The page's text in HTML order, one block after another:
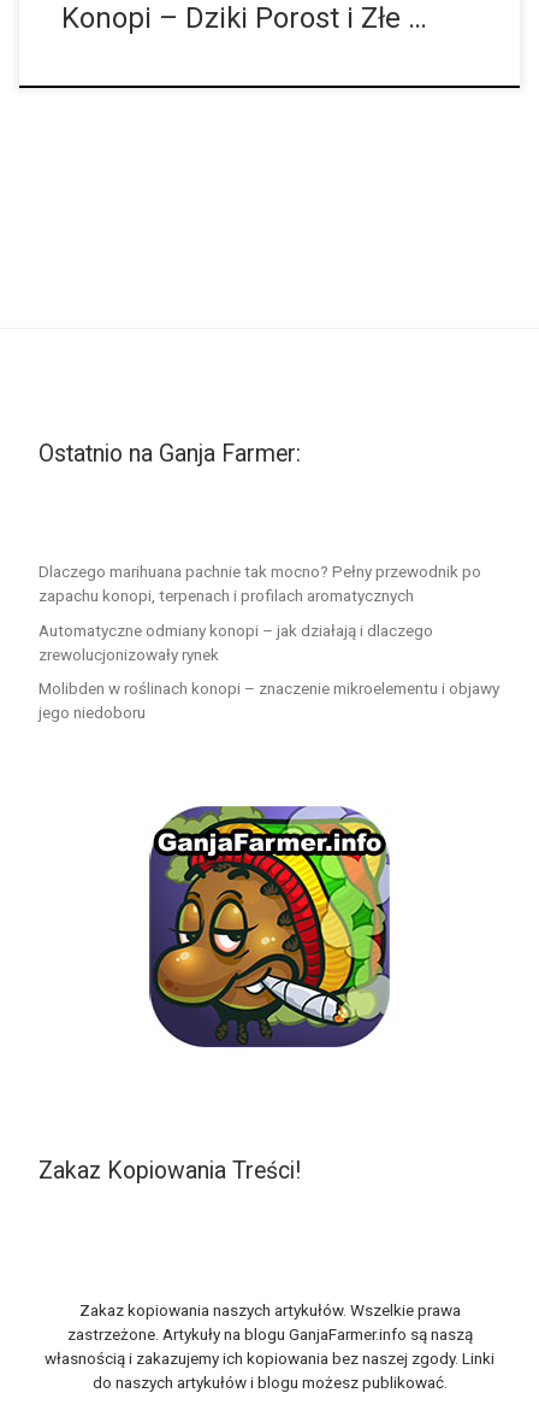
Konopi – Dziki Porost i Złe …
Ostatnio na Ganja Farmer:
Dlaczego marihuana pachnie tak mocno? Pełny przewodnik po
zapachu konopi, terpenach i profilach aromatycznych
Automatyczne odmiany konopi – jak działają i dlaczego
zrewolucjonizowały rynek
Molibden w roślinach konopi – znaczenie mikroelementu i objawy
jego niedoboru
Zakaz Kopiowania Treści!
Zakaz kopiowania naszych artykułów. Wszelkie prawa
zastrzeżone. Artykuły na blogu GanjaFarmer.info są naszą
własnością i zakazujemy ich kopiowania bez naszej zgody. Linki
do naszych artykułów i blogu możesz publikować.